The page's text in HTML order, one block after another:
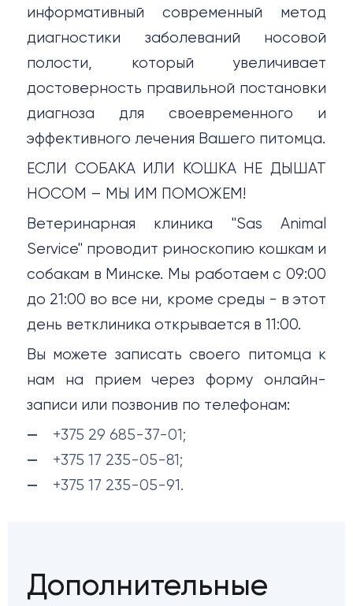
информативный современный метод
диагностики заболеваний носовой
полости, который увеличивает
достоверность правильной постановки
диагноза для своевременного и
эффективного лечения Вашего питомца.
ЕСЛИ СОБАКА ИЛИ КОШКА НЕ ДЫШАТ
НОСОМ – МЫ ИМ ПОМОЖЕМ!
Ветеринарная клиника "Sas Animal
Service" проводит риноскопию кошкам и
собакам в Минске. Мы работаем с 09:00
до 21:00 во все ни, кроме среды - в этот
день ветклиника открывается в 11:00.
Вы можете записать своего питомца к
нам на прием через форму онлайн-
записи или позвонив по телефонам:
+375 29 685-37-01;
+375 17 235-05-81;
+375 17 235-05-91.
Дополнительные